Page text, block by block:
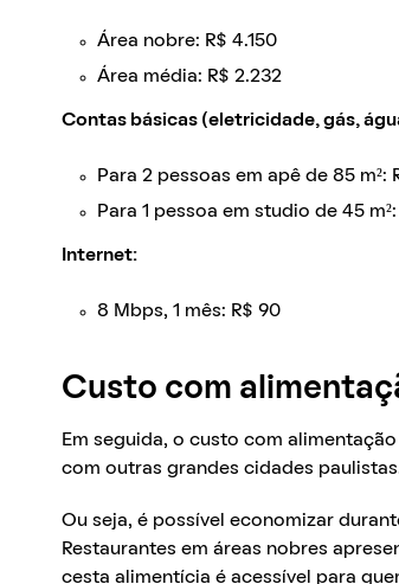
Área nobre: R$ 4.150
Área média: R$ 2.232
Contas básicas (eletricidade, gás,
Para 2 pessoas em apê de 85 m²:
Para 1 pessoa em studio de 45
Internet:
8 Mbps, 1 mês: R$ 90
Custo com
Em seguida, o custo com alimentação
com outras grandes cidades
Ou seja, é possível economizar
Restaurantes em áreas nobres
cesta alimentícia é acessível para